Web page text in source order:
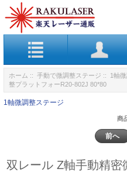
ホーム :: 手動で微調整ステージ :: 1軸
整プラットフォーR20-802J 80*80
1軸微調整ステージ
商
前へ
双レール Z軸手動精